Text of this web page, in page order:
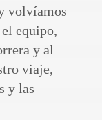
volvíamos
equipo,
y al
viaje,
y las